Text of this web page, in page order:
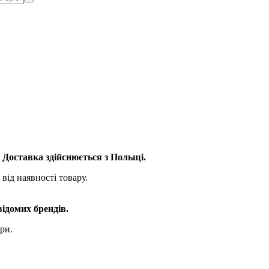
здійснюється з Польщі.
наявності товару.
брендів.